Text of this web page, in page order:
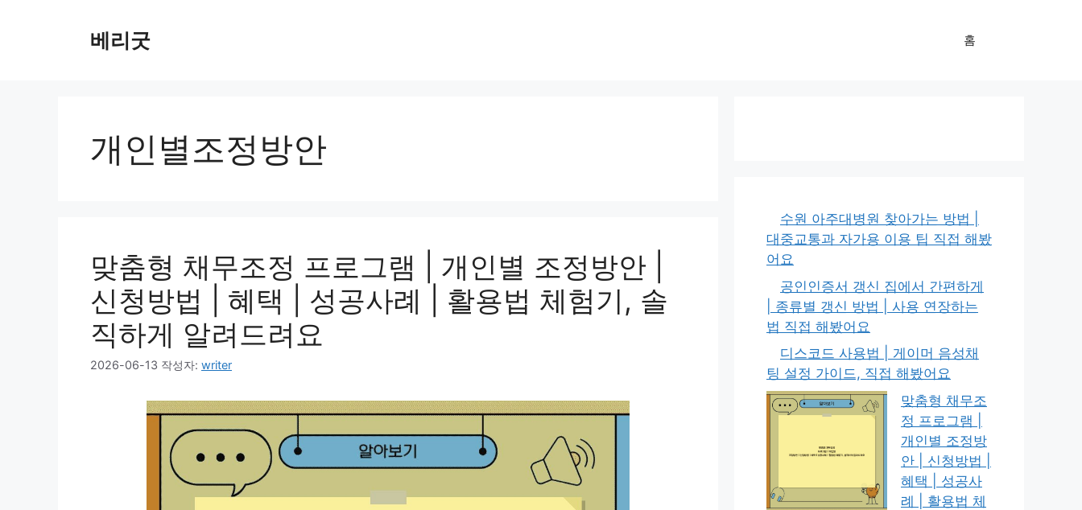
베리굿 홈
개인별조정방안
맞춤형 채무조정 프로그램 | 개인별 조정방안 |
신청방법 | 혜택 | 성공사례 | 활용법 체험기, 솔
직하게 알려드려요
2026-06-13 작성자: writer
수원 아주대병원 찾아가는 방법 |
대중교통과 자가용 이용 팁 직접 해봤
어요
공인인증서 갱신 집에서 간편하게
| 종류별 갱신 방법 | 사용 연장하는
법 직접 해봤어요
디스코드 사용법 | 게이머 음성채
팅 설정 가이드, 직접 해봤어요
맞춤형 채무조
정 프로그램 |
개인별 조정방
안 | 신청방법 |
혜택 | 성공사
례 | 활용법 체